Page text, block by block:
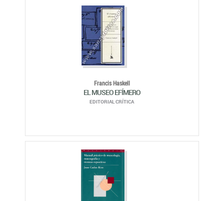
Francis Haskell
EL MUSEO EFÍMERO
EDITORIAL CRÍTICA